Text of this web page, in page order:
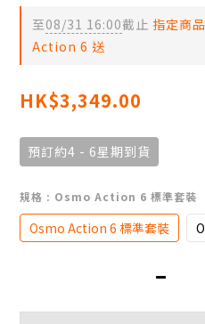
至08/31 16:00截止 指定商
Action 6 送
HK$3,349.00
預訂約4 - 6星期到貨
規格 : Osmo Action 6 標準套裝
Osmo Action 6 標準套裝